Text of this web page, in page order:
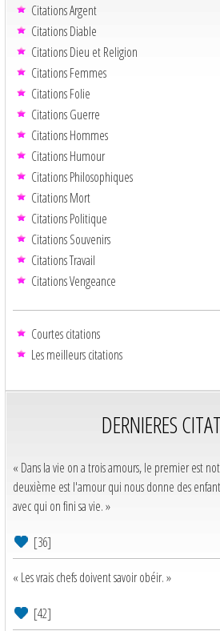
Citations Argent
Citations Diable
Citations Dieu et Religion
Citations Femmes
Citations Folie
Citations Guerre
Citations Hommes
Citations Humour
Citations Philosophiques
Citations Mort
Citations Politique
Citations Souvenirs
Citations Travail
Citations Vengeance
Courtes citations
Les meilleurs citations
DERNIERES
« Dans la vie on a trois amours, le premier est
deuxième est l'amour qui nous donne des
avec qui on fini sa vie. »
[36]
« Les vrais chefs doivent savoir obéir. »
[42]